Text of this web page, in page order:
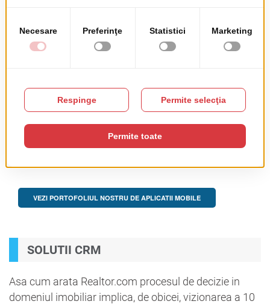
automatizari etc.
Digitalizarea prezentarilor;
Tururi virtuale intuitive si usor de accesat de pe orice
dispozitiv;
Solutii pentru managementul datelor care provin din
VEZI PORTOFOLIUL NOSTRU DE APLICATII MOBILE
SOLUTII CRM
Asa cum arata Realtor.com procesul de decizie in
domeniul imobiliar implica, de obicei, vizionarea a 10